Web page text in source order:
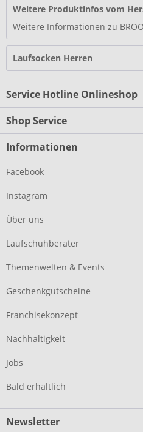
Weitere Produktinfos vom
Weitere Informationen zu
Laufsocken Herren
Service Hotline Onlineshop
Shop Service
Informationen
Facebook
Instagram
Über uns
Laufschuhberater
Themenwelten & Events
Geschenkgutscheine
Franchisekonzept
Nachhaltigkeit
Jobs
Bald erhältlich
Newsletter